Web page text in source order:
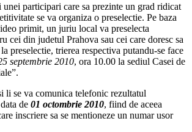
unei participari care sa prezinte un grad ridicat
se va organiza o preselectie. Pe baza
primit, un juriu local va preselecta
cei din judetul Prahova sau cei care doresc sa
preselectie, trierea respectiva putandu-se face
septembrie 2010, ora 10.00 la sediul Casei de
li se va comunica telefonic rezultatul
de 01 octombrie 2010, fiind de aceea
inscriere sa se mentioneze un numar usor